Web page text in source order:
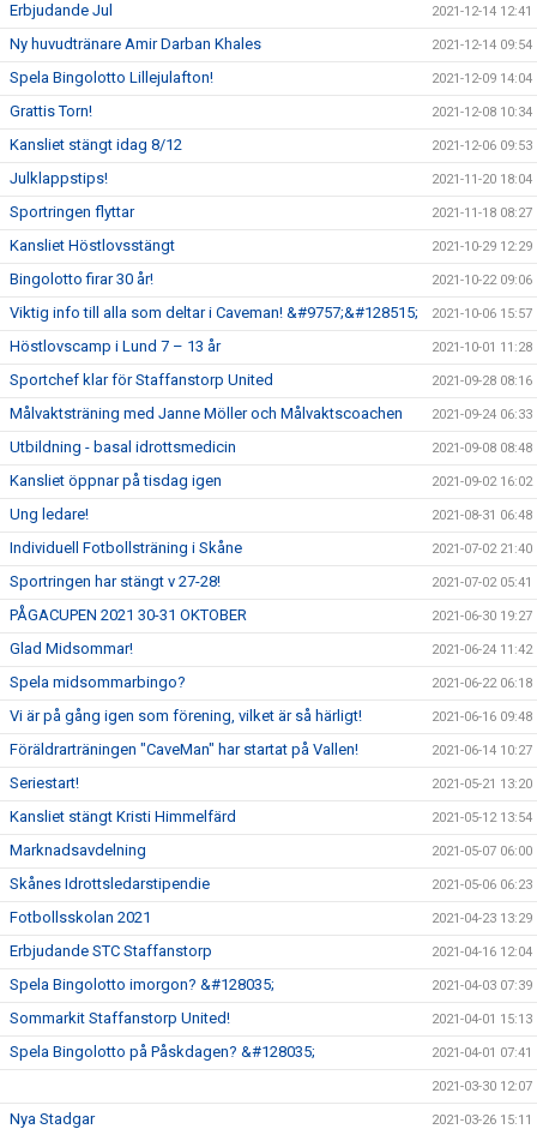
Erbjudande Jul 2021-12-14 12:41
Ny huvudtränare Amir Darban Khales 2021-12-14 09:54
Spela Bingolotto Lillejulafton! 2021-12-09 14:04
Grattis Torn! 2021-12-08 10:34
Kansliet stängt idag 8/12 2021-12-06 09:53
Julklappstips! 2021-11-20 18:04
Sportringen flyttar 2021-11-18 08:27
Kansliet Höstlovsstängt 2021-10-29 12:29
Bingolotto firar 30 år! 2021-10-22 09:06
Viktig info till alla som deltar i Caveman! &#9757;&#128515; 2021-10-06 15:57
Höstlovscamp i Lund 7 – 13 år 2021-10-01 11:28
Sportchef klar för Staffanstorp United 2021-09-28 08:16
Målvaktsträning med Janne Möller och Målvaktscoachen 2021-09-24 06:33
Utbildning - basal idrottsmedicin 2021-09-08 08:48
Kansliet öppnar på tisdag igen 2021-09-02 16:02
Ung ledare! 2021-08-31 06:48
Individuell Fotbollsträning i Skåne 2021-07-02 21:40
Sportringen har stängt v 27-28! 2021-07-02 05:41
PÅGACUPEN 2021 30-31 OKTOBER 2021-06-30 19:27
Glad Midsommar! 2021-06-24 11:42
Spela midsommarbingo? 2021-06-22 06:18
Vi är på gång igen som förening, vilket är så härligt! 2021-06-16 09:48
Föräldrarträningen "CaveMan" har startat på Vallen! 2021-06-14 10:27
Seriestart! 2021-05-21 13:20
Kansliet stängt Kristi Himmelfärd 2021-05-12 13:54
Marknadsavdelning 2021-05-07 06:00
Skånes Idrottsledarstipendie 2021-05-06 06:23
Fotbollsskolan 2021 2021-04-23 13:29
Erbjudande STC Staffanstorp 2021-04-16 12:04
Spela Bingolotto imorgon? &#128035; 2021-04-03 07:39
Sommarkit Staffanstorp United! 2021-04-01 15:13
Spela Bingolotto på Påskdagen? &#128035; 2021-04-01 07:41
2021-03-30 12:07
Nya Stadgar 2021-03-26 15:11